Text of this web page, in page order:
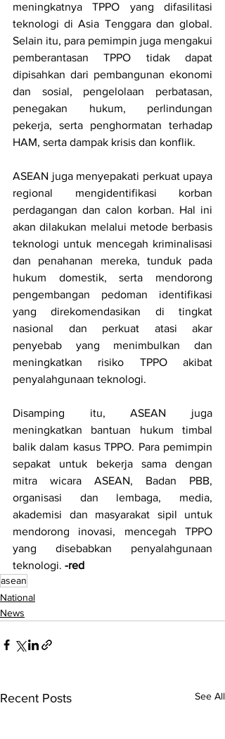
meningkatnya TPPO yang difasilitasi
teknologi di Asia Tenggara dan global.
Selain itu, para pemimpin juga mengakui
pemberantasan TPPO tidak dapat
dipisahkan dari pembangunan ekonomi
dan sosial, pengelolaan perbatasan,
penegakan hukum, perlindungan
pekerja, serta penghormatan terhadap
HAM, serta dampak krisis dan konflik.
ASEAN juga menyepakati perkuat upaya
regional mengidentifikasi korban
perdagangan dan calon korban. Hal ini
akan dilakukan melalui metode berbasis
teknologi untuk mencegah kriminalisasi
dan penahanan mereka, tunduk pada
hukum domestik, serta mendorong
pengembangan pedoman identifikasi
yang direkomendasikan di tingkat
nasional dan perkuat atasi akar
penyebab yang menimbulkan dan
meningkatkan risiko TPPO akibat
penyalahgunaan teknologi.
Disamping itu, ASEAN juga
meningkatkan bantuan hukum timbal
balik dalam kasus TPPO. Para pemimpin
sepakat untuk bekerja sama dengan
mitra wicara ASEAN, Badan PBB,
organisasi dan lembaga, media,
akademisi dan masyarakat sipil untuk
mendorong inovasi, mencegah TPPO
yang disebabkan penyalahgunaan
teknologi. -red
asean
National
News
Recent Posts See All